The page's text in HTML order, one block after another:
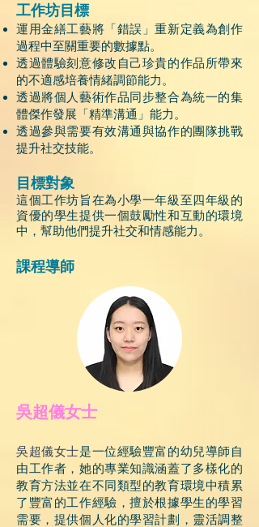
工作坊目標
運用金繕工藝將「錯誤」重新定義為創作
過程中至關重要的數據點。
透過體驗刻意修改自己珍貴的作品所帶來
的不適感培養情緒調節能力。
透過將個人藝術作品同步整合為統一的集
體傑作發展「精準溝通」能力。
透過參與需要有效溝通與協作的團隊挑戰
提升社交技能。
目標對象
這個工作坊旨在為小學一年級至四年級的
資優的學生提供一個鼓勵性和互動的環境
中，幫助他們提升社交和情感能力。
課程導師
吳超儀女士
吳超儀女士是一位經驗豐富的幼兒導師自
由工作者，她的專業知識涵蓋了多樣化的
教育方法並在不同類型的教育環境中積累
了豐富的工作經驗，擅於根據學生的學習
需要，提供個人化的學習計劃，靈活調整